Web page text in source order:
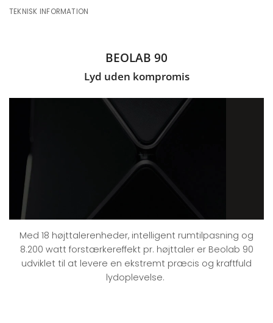
TEKNISK INFORMATION
BEOLAB 90
Lyd uden kompromis
Med 18 højttalerenheder, intelligent rumtilpasning og
8.200 watt forstærkereffekt pr. højttaler er Beolab 90
udviklet til at levere en ekstremt præcis og kraftfuld
lydoplevelse.